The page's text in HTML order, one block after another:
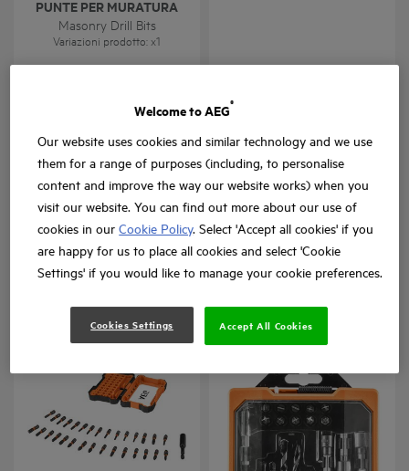
PUNTE PER MURATURA
Masonry Drill Bits
Variazioni prodotto: x1
AVVITATORE AD ANGOLO
WB1 & 10 BIT
WB1 Set- Screwdriver Angle
Attachment with 10
Variazioni prodotto: x2
Power Set HSS-G Tin Drill
Variazioni prodotto
Welcome to AEG
®
Our website uses cookies and similar technology and we use
them for a range of purposes (including, to personalise
content and improve the way our website works) when you
visit our website. You can find out more about our use of
cookies in ourCookie Policy. Select 'Accept all cookies' if you
are happy for us to place all cookies and select 'Cookie
Settings' if you would like to manage your cookie preferences.
Cookies Settings Accept All Cookies